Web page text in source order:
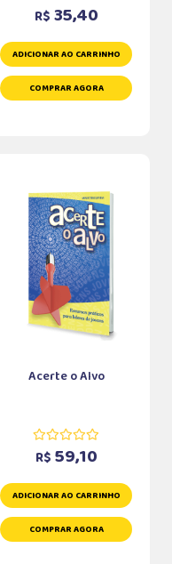
R$ 35,40
ADICIONAR AO CARRINHO
COMPRAR AGORA
Acerte o Alvo
R$ 59,10
ADICIONAR AO CARRINHO
COMPRAR AGORA